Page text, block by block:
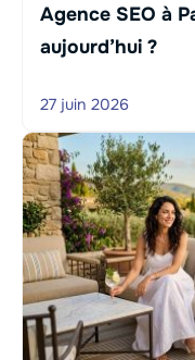
Agence SEO à
aujourd’hui ?
27 juin 2026